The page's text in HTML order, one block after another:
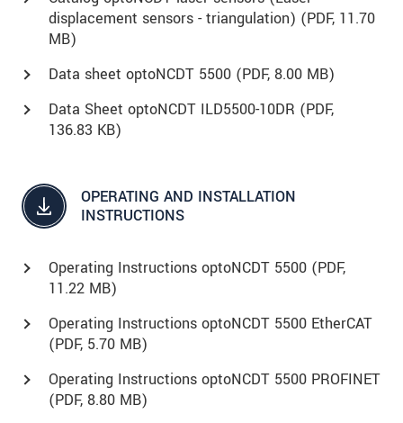
displacement sensors - triangulation) (PDF, 11.70
MB)
Data sheet optoNCDT 5500 (PDF, 8.00 MB)
Data Sheet optoNCDT ILD5500-10DR (PDF,
136.83 KB)
OPERATING AND INSTALLATION
INSTRUCTIONS
Operating Instructions optoNCDT 5500 (PDF,
11.22 MB)
Operating Instructions optoNCDT 5500 EtherCAT
(PDF, 5.70 MB)
Operating Instructions optoNCDT 5500 PROFINET
(PDF, 8.80 MB)